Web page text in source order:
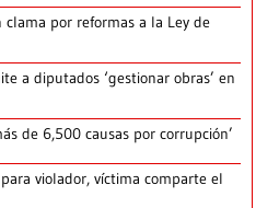
clama por reformas a la Ley de
a diputados ‘gestionar obras’ en
de 6,500 causas por corrupción’
violador, víctima comparte el